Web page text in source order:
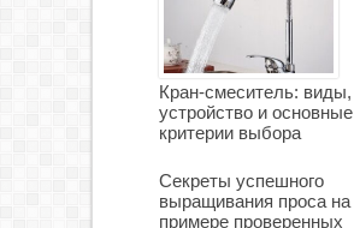
Кран-смеситель: виды,
устройство и основные
критерии выбора
Секреты успешного
выращивания проса на
примере проверенных